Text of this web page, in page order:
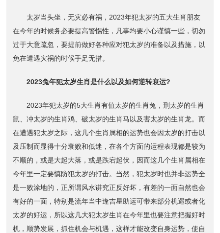
太岁当头坐，无灾必有祸，2023年犯太岁的五大生肖朋友
在今年的时候务必要提高警惕性，凡事均要小心谨慎一些，切勿
过于大意疏忽，要提前做好各种应对犯太岁的准备以及措施，以
免在遭遇灾祸的时候手足无措。
2023兔年犯太岁生肖是什么以及如何逆转衰运?
2023年犯太岁的5大生肖有值太岁的生肖兔，刑太岁的生肖
鼠、冲太岁的生肖鸡、破太岁的生肖马以及害太岁的生肖龙。而
在遭遇犯太岁之际，这几个生肖属相的运势也会因太岁的打击以
及压制而显得十分衰败和低迷，在各个方面的运程表现都是较为
不顺的，或是大起大落，或是跌宕起伏，因而这几个生肖属相在
今年里一定要慎防犯太岁的打击。当然，犯太岁时也并非运势全
是一败涂地的，正所谓风水讲究正反好坏，有差的一面自然也会
有好的一面，特别是流年当中逢吉星助运可带来部分机遇或者化
太岁的好运，所以这几大犯太岁生肖在今年里也要注意把握好时
机，顺势发展，抓住机会与机遇，这样才能改变自身运势，使自